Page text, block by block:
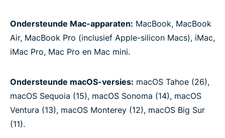
Ondersteunde Mac-apparaten: MacBook, MacBook
Air, MacBook Pro (inclusief Apple-silicon Macs), iMac,
iMac Pro, Mac Pro en Mac mini.
Ondersteunde macOS-versies: macOS Tahoe (26),
macOS Sequoia (15), macOS Sonoma (14), macOS
Ventura (13), macOS Monterey (12), macOS Big Sur
(11).